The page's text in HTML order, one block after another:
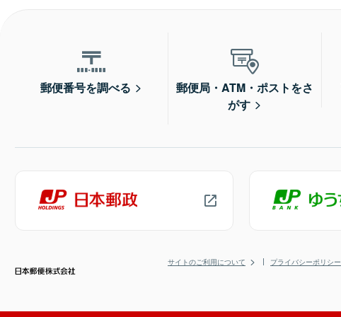
郵便番号を調べる
郵便局・ATM・ポストをさ
がす
サイトのご利用について プライバシーポリシー